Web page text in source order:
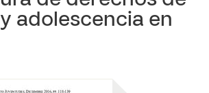
adolescencia en